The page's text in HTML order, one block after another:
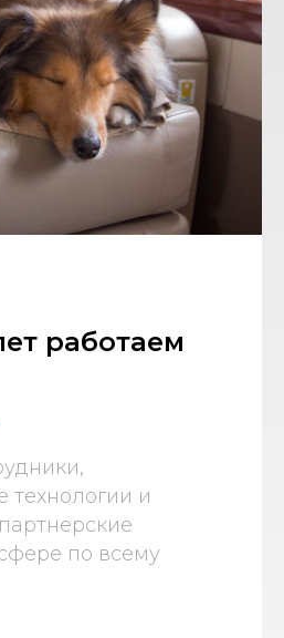
работаем
технологии и
по всему